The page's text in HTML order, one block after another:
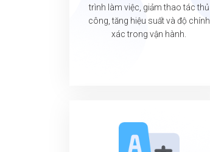
trình làm việc, giảm thao tác thủ
công, tăng hiệu suất và độ chính
xác trong vận hành.